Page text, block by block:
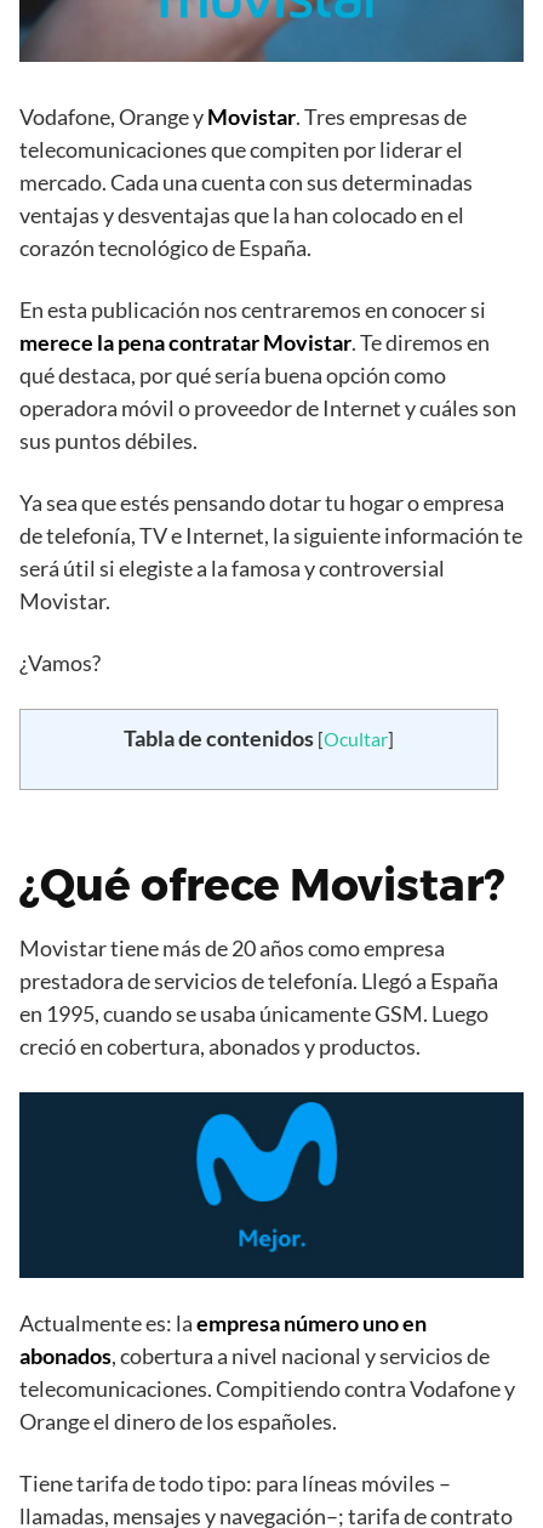
Vodafone, Orange yMovistar. Tres empresas de
telecomunicaciones que compiten por liderar el
mercado. Cada una cuenta con sus determinadas
ventajas y desventajas que la han colocado en el
corazón tecnológico de España.
En esta publicación nos centraremos en conocer si
merece la pena contratar Movistar. Te diremos en
qué destaca, por qué sería buena opción como
operadora móvil o proveedor de Internet y cuáles son
sus puntos débiles.
Ya sea que estés pensando dotar tu hogar o empresa
de telefonía, TV e Internet, la siguiente información te
será útil si elegiste a la famosa y controversial
Movistar.
¿Vamos?
Tabla de contenidos [Ocultar]
¿Qué ofrece Movistar?
Movistar tiene más de 20 años como empresa
prestadora de servicios de telefonía. Llegó a España
en 1995, cuando se usaba únicamente GSM. Luego
creció en cobertura, abonados y productos.
Actualmente es: laempresa número uno en
abonados, cobertura a nivel nacional y servicios de
telecomunicaciones. Compitiendo contra Vodafone y
Orange el dinero de los españoles.
Tiene tarifa de todo tipo: para líneas móviles –
llamadas, mensajes y navegación–; tarifa de contrato